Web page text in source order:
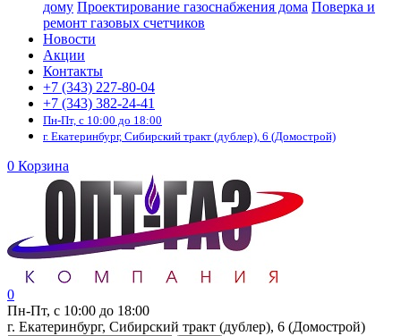
дому Проектирование газоснабжения дома Поверка и
ремонт газовых счетчиков
Новости
Акции
Контакты
+7 (343) 227-80-04
+7 (343) 382-24-41
Пн-Пт, с 10:00 до 18:00
г. Екатеринбург, Сибирский тракт (дублер), 6 (Домострой)
0 Корзина
0
Пн-Пт, с 10:00 до 18:00
г. Екатеринбург, Сибирский тракт (дублер), 6 (Домострой)